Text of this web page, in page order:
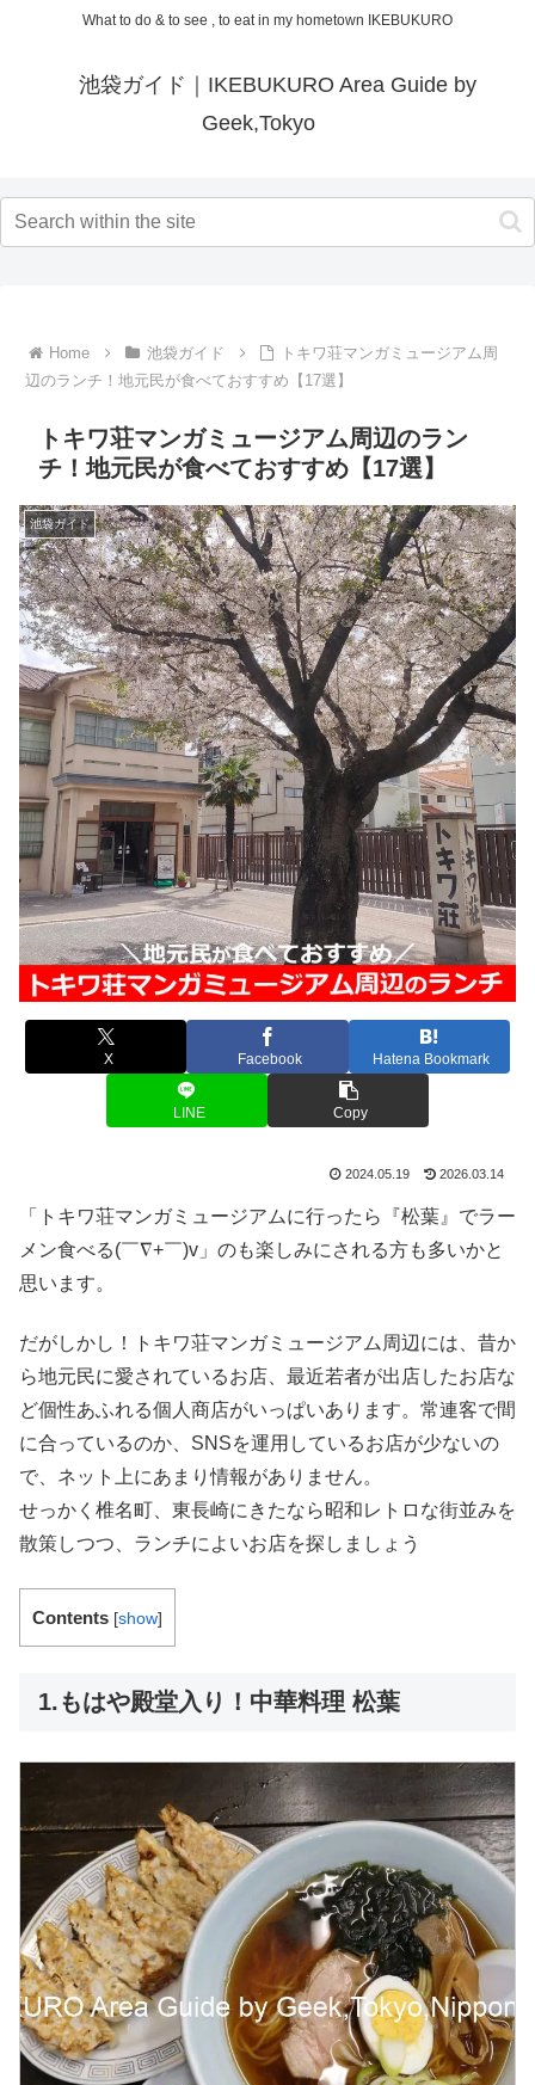
What to do & to see , to eat in my hometown IKEBUKURO
池袋ガイド｜IKEBUKURO Area Guide by
Geek,Tokyo
Home 池袋ガイド
トキワ荘マンガミュージアム周
辺のランチ！地元民が食べておすすめ【17選】
トキワ荘マンガミュージアム周辺のラン
チ！地元民が食べておすすめ【17選】
池袋ガイド
X Facebook Hatena Bookmark
LINE Copy
2024.05.19 2026.03.14
「トキワ荘マンガミュージアムに行ったら『松葉』でラー
メン食べる(￣∇+￣)v」のも楽しみにされる方も多いかと
思います。
だがしかし！トキワ荘マンガミュージアム周辺には、昔か
ら地元民に愛されているお店、最近若者が出店したお店な
ど個性あふれる個人商店がいっぱいあります。常連客で間
に合っているのか、SNSを運用しているお店が少ないの
で、ネット上にあまり情報がありません。
せっかく椎名町、東長崎にきたなら昭和レトロな街並みを
散策しつつ、ランチによいお店を探しましょう
Contents [show]
1.もはや殿堂入り！中華料理 松葉